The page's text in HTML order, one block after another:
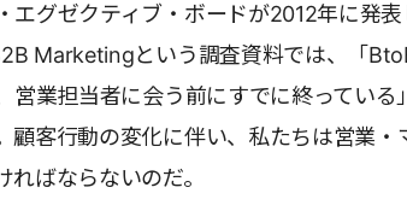
エグゼクティブ・ボードが2012年に発
Marketingという調査資料では、「
営業担当者に会う前にすでに終っている
顧客行動の変化に伴い、私たちは営業・
ればならないのだ。